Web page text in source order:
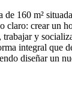
160 m²
claro: crear un
y
integral que
diseñar un